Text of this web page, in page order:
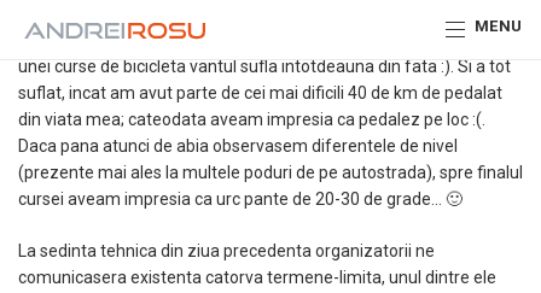
MENU
aplicata subsemnatului spune ca spre finalul unei ture lungi sau a
unei curse de bicicleta vantul sufla intotdeauna din fata :). Si a tot
suflat, incat am avut parte de cei mai dificili 40 de km de pedalat
din viata mea; cateodata aveam impresia ca pedalez pe loc :(.
Daca pana atunci de abia observasem diferentele de nivel
(prezente mai ales la multele poduri de pe autostrada), spre finalul
cursei aveam impresia ca urc pante de 20-30 de grade… 🙂
La sedinta tehnica din ziua precedenta organizatorii ne
comunicasera existenta catorva termene-limita, unul dintre ele